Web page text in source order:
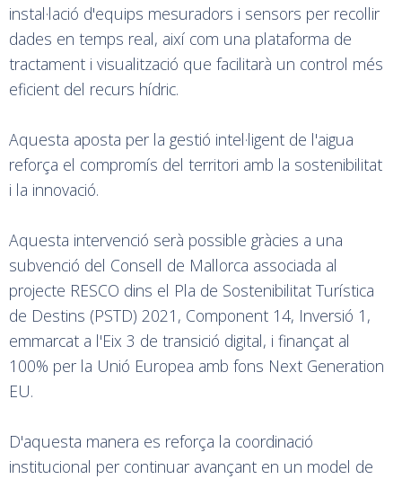
instal·lació d'equips mesuradors i sensors per recollir
dades en temps real, així com una plataforma de
tractament i visualització que facilitarà un control més
eficient del recurs hídric.
Aquesta aposta per la gestió intel·ligent de l'aigua
reforça el compromís del territori amb la sostenibilitat
i la innovació.
Aquesta intervenció serà possible gràcies a una
subvenció del Consell de Mallorca associada al
projecte RESCO dins el Pla de Sostenibilitat Turística
de Destins (PSTD) 2021, Component 14, Inversió 1,
emmarcat a l'Eix 3 de transició digital, i finançat al
100% per la Unió Europea amb fons Next Generation
EU.
D'aquesta manera es reforça la coordinació
institucional per continuar avançant en un model de